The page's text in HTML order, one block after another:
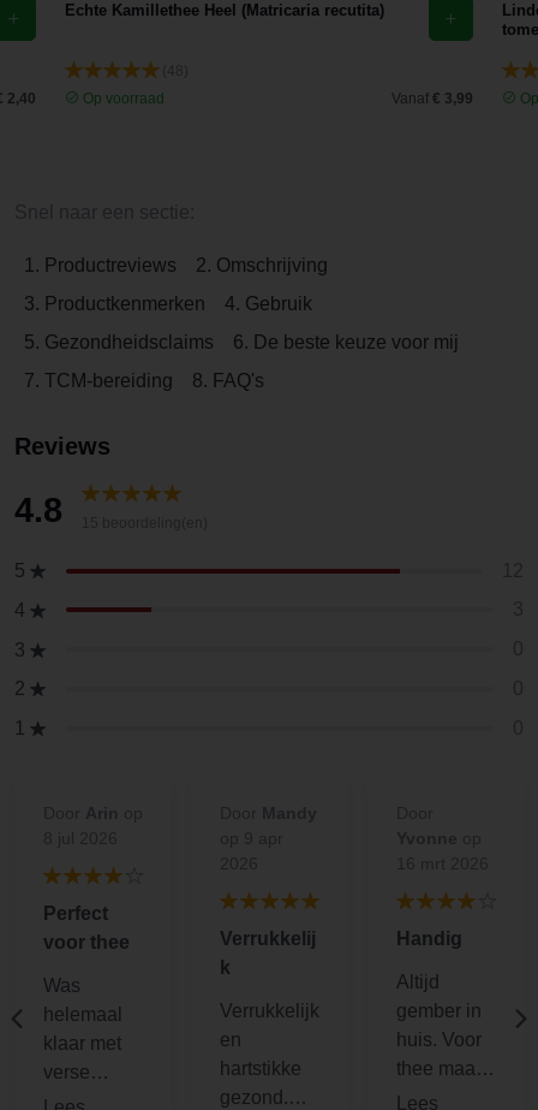
2,40
Echte Kamillethee Heel (Matricaria recutita)
Op voorraad
Vanaf € 3,99
1. Productreviews
2. Omschrijving
3. Productkenmerken
4. Gebruik
5. Gezondheidsclaims
6. De beste keuze voor mij
7. TCM-bereiding
8. FAQ's
Reviews
4.8
5
4
3
2
1
Perfect
voor thee
Was
helemaal
klaar met
verse
gember wat
Verrukkelij
k
Verrukkelijk
en
hartstikke
gezond.
Handig
Altijd
gember in
huis. Voor
thee maar
ook om